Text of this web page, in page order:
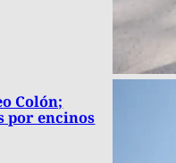
Colón;
por encinos